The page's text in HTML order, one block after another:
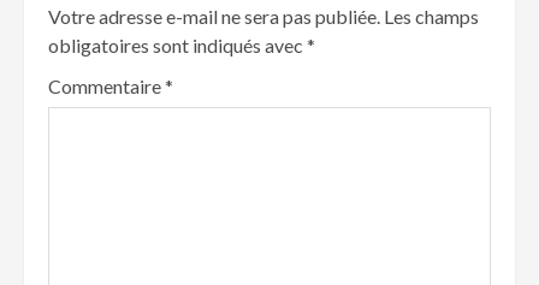
Votre adresse e-mail ne sera pas publiée. Les champs
obligatoires sont indiqués avec *
Commentaire*